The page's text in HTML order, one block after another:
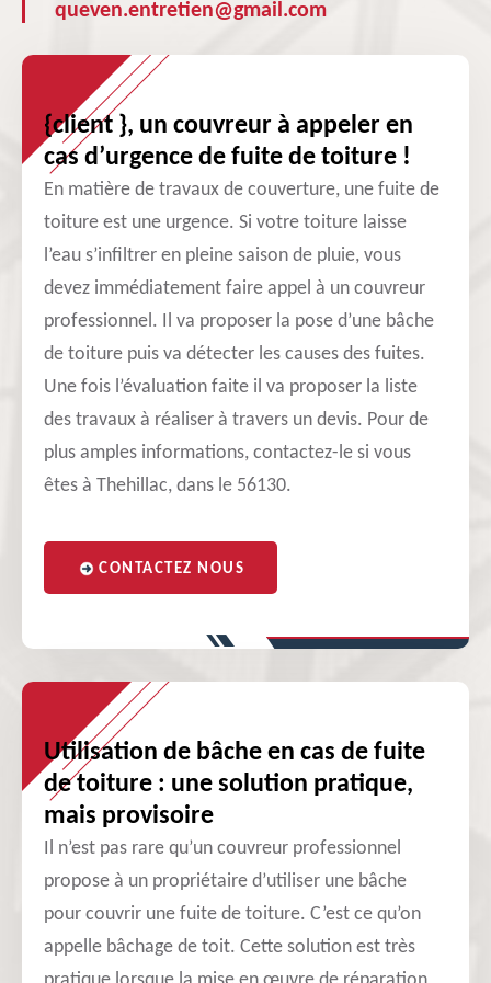
queven.entretien@gmail.com
{client }, un couvreur à appeler en
cas d’urgence de fuite de toiture !
En matière de travaux de couverture, une fuite de
toiture est une urgence. Si votre toiture laisse
l’eau s’infiltrer en pleine saison de pluie, vous
devez immédiatement faire appel à un couvreur
professionnel. Il va proposer la pose d’une bâche
de toiture puis va détecter les causes des fuites.
Une fois l’évaluation faite il va proposer la liste
des travaux à réaliser à travers un devis. Pour de
plus amples informations, contactez-le si vous
êtes à Thehillac, dans le 56130.
CONTACTEZ NOUS
Utilisation de bâche en cas de fuite
de toiture : une solution pratique,
mais provisoire
Il n’est pas rare qu’un couvreur professionnel
propose à un propriétaire d’utiliser une bâche
pour couvrir une fuite de toiture. C’est ce qu’on
appelle bâchage de toit. Cette solution est très